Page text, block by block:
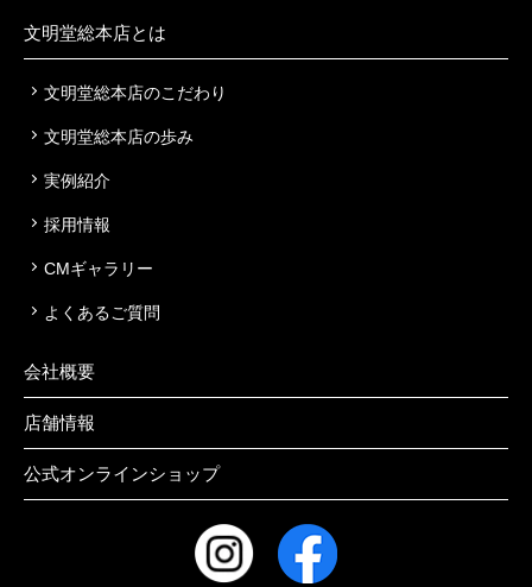
文明堂総本店とは
文明堂総本店のこだわり
文明堂総本店の歩み
実例紹介
採用情報
CMギャラリー
よくあるご質問
会社概要
店舗情報
公式オンラインショップ